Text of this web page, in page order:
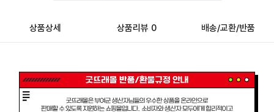
상품상세 상품리뷰 0 배송/교환/반품